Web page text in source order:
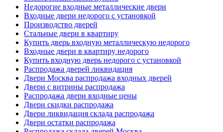
Недорогие входные металлические двери
Входные двери недорого с установкой
Производство дверей
Стальные двери в квартиру
Купить дверь входную металлическую недорого
Входные двери в квартиру недорого
Купить входную дверь недорого с установкой
Распродажа дверей ликвидация
Двери Москва распродажа входных дверей
Двери с витрины распродажа
Распродажа двери входные цены
Двери скидки распродажа
Двери ликвидация склада распродажа
Двери остатки распродажа